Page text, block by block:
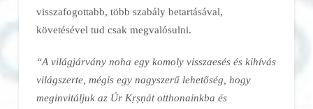
visszafogottabb, több szabály betartásával,
követésével tud csak megvalósulni.
“A világjárvány noha egy komoly visszaesés és kihívás
világszerte, mégis egy nagyszerű lehetőség, hogy
meginvitáljuk az Úr Kṛṣṇát otthonainkba és